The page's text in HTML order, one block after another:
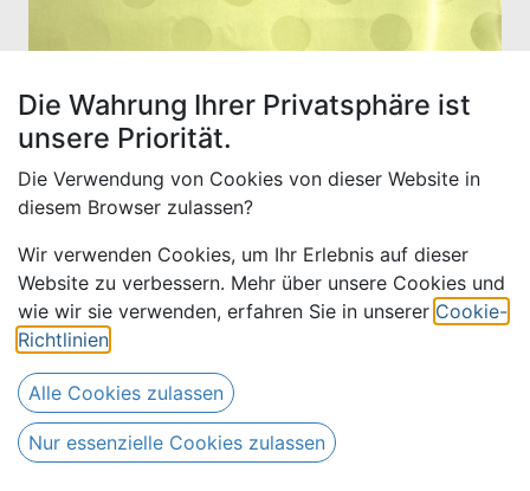
Bazin uni Color 661-hellgrün |
D
13,00€ Alle Preise inkl. MwSt.
16,00€
Die Wahrung Ihrer Privatsphäre ist
unsere Priorität.
Die Verwendung von Cookies von dieser Website in
diesem Browser zulassen?
Wir verwenden Cookies, um Ihr Erlebnis auf dieser
Website zu verbessern. Mehr über unsere Cookies und
wie wir sie verwenden, erfahren Sie in unserer Cookie-
Richtlinien
Alle Cookies zulassen
Nur essenzielle Cookies zulassen